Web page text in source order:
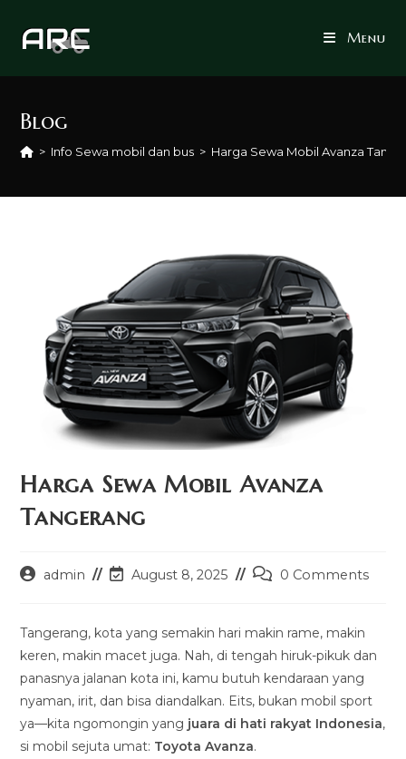
Menu
Blog
> Info Sewa mobil dan bus > Harga Sewa Mobil Avanza
Harga Sewa Mobil Avanza
Tangerang
Postadmin
PostAugust 8, 2025
Post0 Comments
Tangerang, kota yang semakin hari makin rame, makin
keren, makin macet juga. Nah, di tengah hiruk-pikuk dan
panasnya jalanan kota ini, kamu butuh kendaraan yang
nyaman, irit, dan bisa diandalkan. Eits, bukan mobil sport
ya—kita ngomongin yang juara di hati rakyat Indonesia,
si mobil sejuta umat: Toyota Avanza.